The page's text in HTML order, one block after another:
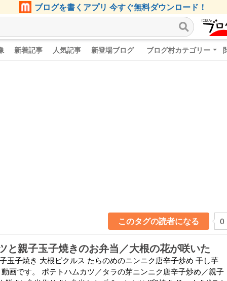
ブログを書くアプリ 今すぐ無料ダウンロード！
新着記事 人気記事 新登場ブログ ブログ村カテゴリー
このタグの読者になる 0
と親子玉子焼きのお弁当／大根の花が咲いた
玉子焼き 大根ピクルス たらのめのニンニク唐辛子炒め 干し芋
画です。 ポテトハムカツ／タラの芽ニンニク唐辛子炒め／親子